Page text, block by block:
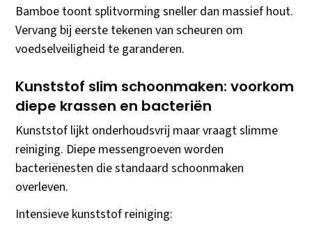
Bamboe toont splitvorming sneller dan massief hout.
Vervang bij eerste tekenen van scheuren om
voedselveiligheid te garanderen.
Kunststof slim schoonmaken: voorkom
diepe krassen en bacteriën
Kunststof lijkt onderhoudsvrij maar vraagt slimme
reiniging. Diepe messengroeven worden
bacteriënesten die standaard schoonmaken
overleven.
Intensieve kunststof reiniging: